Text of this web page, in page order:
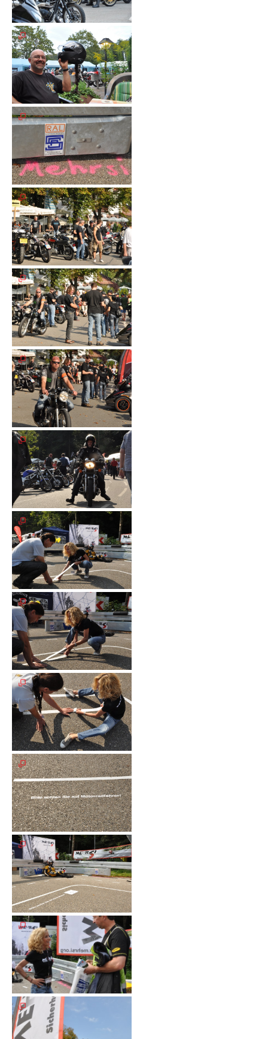
Galerie
2019
Galerie
2018
Galerie
2017
Galerie
2016
Galerie
2015
Galerie
2014
Galerie
2013
Galerie
2012
Galerie
2011
Galerie
2010
Galerie
2009
Galerie
2008
Galerie
2007
Galerie
2006
Galerie
2005
Galerie
2004
Videos
Auszeichnung